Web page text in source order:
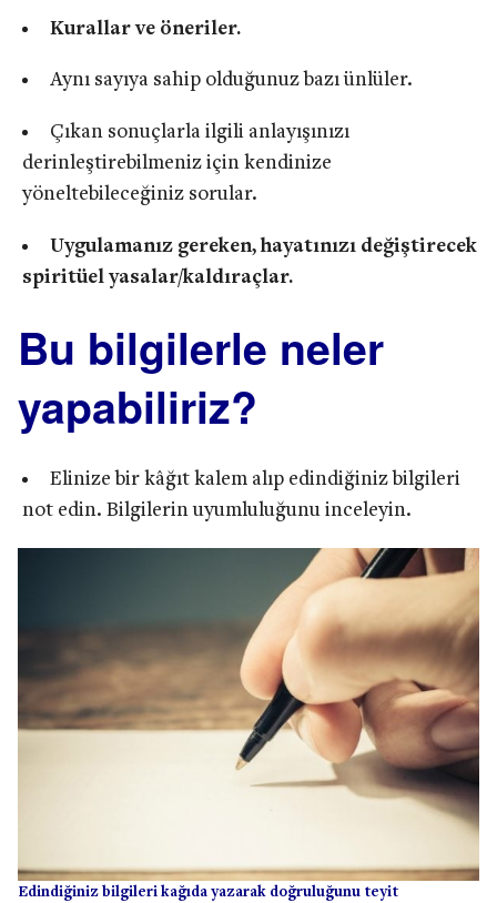
Kurallar ve öneriler.
Aynı sayıya sahip olduğunuz bazı ünlüler.
Çıkan sonuçlarla ilgili anlayışınızı
derinleştirebilmeniz için kendinize
yöneltebileceğiniz sorular.
Uygulamanız gereken, hayatınızı değiştirecek
spiritüel yasalar/kaldıraçlar.
Bu bilgilerle neler
yapabiliriz?
Elinize bir kâğıt kalem alıp edindiğiniz bilgileri
not edin. Bilgilerin uyumluluğunu inceleyin.
Edindiğiniz bilgileri kağıda yazarak doğruluğunu teyit